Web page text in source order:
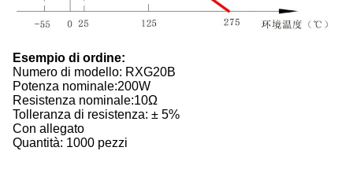
Esempio di ordine:
Numero di modello: RXG20B
Potenza nominale:200W
Resistenza nominale:10Ω
Tolleranza di resistenza: ± 5%
Con allegato
Quantità: 1000 pezzi